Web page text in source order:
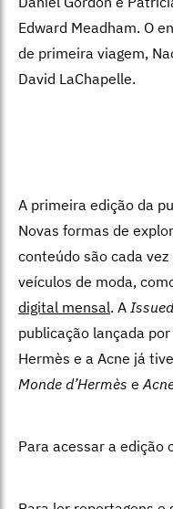
Edward Meadham. O
de primeira viagem,
David LaChapelle.
A primeira edição da
Novas formas de
conteúdo são cada
veículos de moda,
digital mensal. A Issued
publicação lançada
Hermès e a Acne já
Monde d’Hermès e
Para acessar a edição